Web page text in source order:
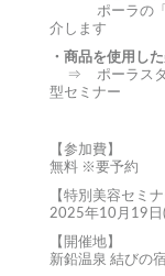
ポーラの
介します
・商品を使用し
⇒ ポーラスタ
型セミナー
【参加費】
無料 ※要予約
【特別美容セミ
2025年10月19日
【開催地】
新鉛温泉 結びの